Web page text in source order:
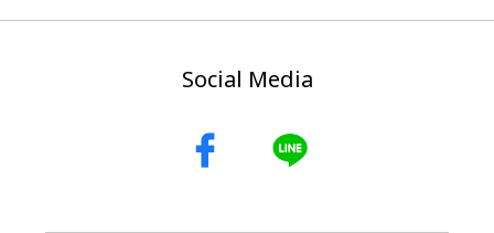
Social Media